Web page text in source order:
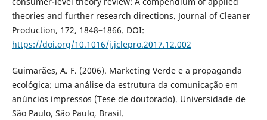
theories and further research directions. Journal of Cleaner
Production, 172, 1848–1866. DOI:
https://doi.org/10.1016/j.jclepro.2017.12.002
Guimarães, A. F. (2006). Marketing Verde e a propaganda
ecológica: uma análise da estrutura da comunicação em
anúncios impressos (Tese de doutorado). Universidade de
São Paulo, São Paulo, Brasil.